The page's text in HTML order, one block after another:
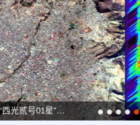
中国科学院西安光机所研制的高光谱成像仪助力“西光贰号01星”首批高分辨图像顺利回传